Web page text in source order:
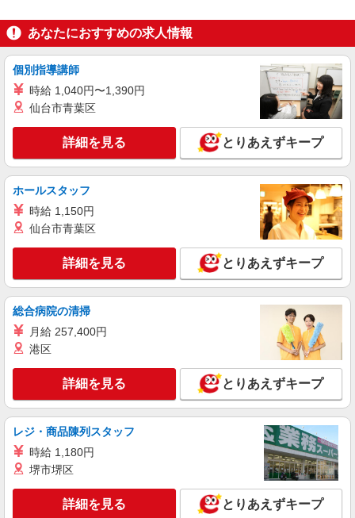
食器洗浄員（昼）
時給1,100円＋交通費規定支給（上限35,000円
北海道有珠郡壮瞥町字洞爺湖温泉7-1
詳細を見る
アルバイト パート
株式会社グランベルホテル 洞爺サンパレスリゾート＆スパ
時給1,100円＋交通費規定支給（上限35,000円
北海道有珠郡壮瞥町字洞爺湖温泉7-1
キープ 詳細を見る
アルバイト パート
株式会社グランベルホテル 洞爺サンパレスリゾート＆スパ
時給1,100円＋交通費規定支給（上限35,000円
迄／月）
北海道有珠郡壮瞥町字洞爺湖温泉7-1
キープ 詳細を見る
アルバイト パート
株式会社グランベルホテル 洞爺サンパレスリゾート＆スパ
浴場スタッフ
あなたにおすすめの求人情報
個別指導講師
時給 1,040円〜1,390円
仙台市青葉区
詳細を見る とりあえずキープ
ホールスタッフ
時給 1,150円
仙台市青葉区
詳細を見る とりあえずキープ
総合病院の清掃
月給 257,400円
港区
詳細を見る とりあえずキープ
レジ・商品陳列スタッフ
時給 1,180円
堺市堺区
詳細を見る とりあえずキープ